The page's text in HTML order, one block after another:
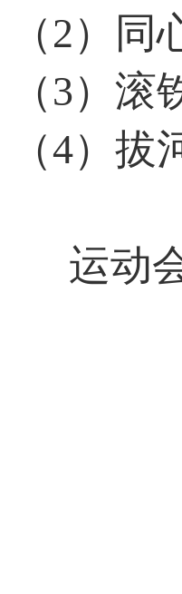
（2）
同
（3）滚
（4）拔
运动